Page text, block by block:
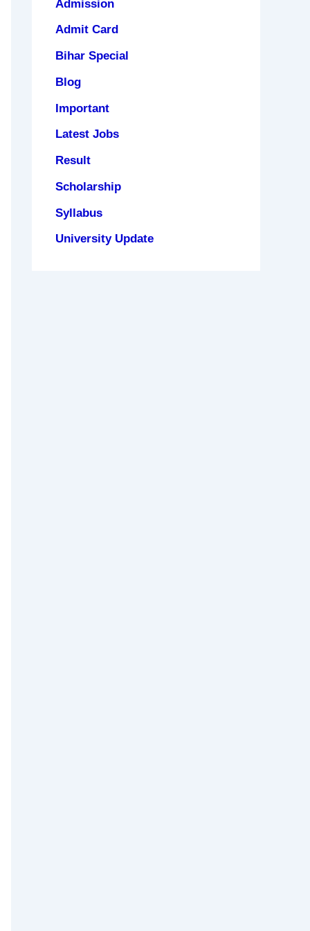
Admission
Admit Card
Bihar Special
Blog
Important
Latest Jobs
Result
Scholarship
Syllabus
University Update